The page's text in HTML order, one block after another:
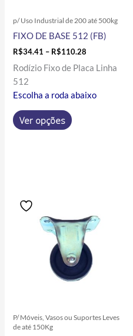
p/ Uso Industrial de 200 até 500kg
FIXO DE BASE 512 (FB)
R$34.41 – R$110.28
Rodízio Fixo de Placa Linha
512
Escolha a roda abaixo
Ver opções
escolhidas
na
página
do
P/ Móveis, Vasos ou Suportes Leves
de até 150Kg
R$6.50
through
R$83.50
tem
várias
variantes.
As
opções
escolhidas